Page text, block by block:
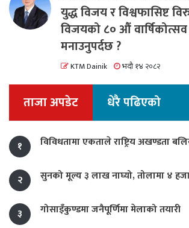
युद्ध विजय र विश्वफासिष्ट
विजयको ८० औं
मनाउनुपर्दछ ?
KTM Dainik भदौ १४ २०८२
ताजा अपडेट धेरै पढिएको
१ विविधतामा एकताले राष्ट्रिय अखण्डता
२ सुनको मूल्य ३ लाख नाघ्यो, तोलामा ४
३ गोसाइँकुण्डमा जनैपूर्णिमा मेलाको तयारी